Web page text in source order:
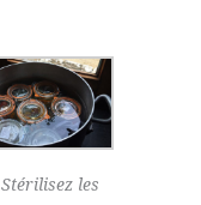
Stérilisez les